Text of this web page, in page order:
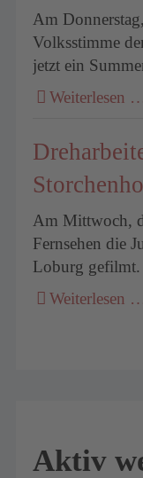
Am
Volksstimme
jetzt ein
Weiterlesen
Am Mittwoch,
Fernsehen die
Loburg gefilmt.
Weiterlesen
Aktiv